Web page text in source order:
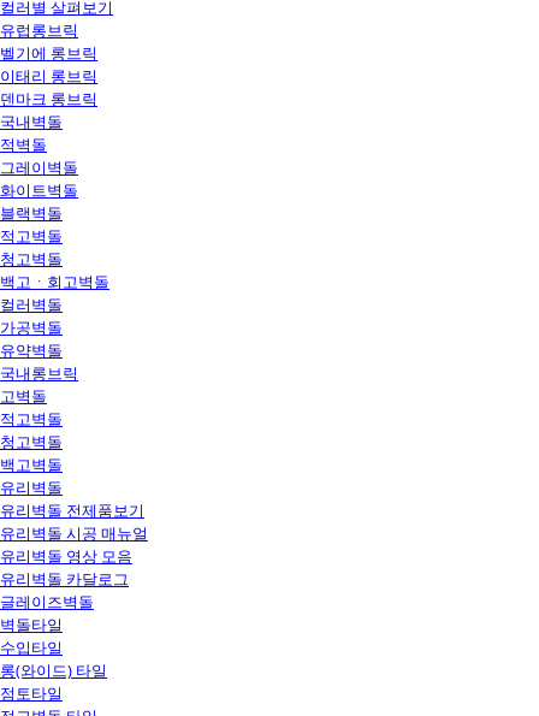
컬러별 살펴보기
유럽롱브릭
벨기에 롱브릭
이태리 롱브릭
덴마크 롱브릭
국내벽돌
적벽돌
그레이벽돌
화이트벽돌
블랙벽돌
적고벽돌
청고벽돌
백고ㆍ회고벽돌
컬러벽돌
가공벽돌
유약벽돌
국내롱브릭
고벽돌
적고벽돌
청고벽돌
백고벽돌
유리벽돌
유리벽돌 전제품보기
유리벽돌 시공 매뉴얼
유리벽돌 영상 모음
유리벽돌 카달로그
글레이즈벽돌
벽돌타일
수입타일
롱(와이드) 타일
점토타일